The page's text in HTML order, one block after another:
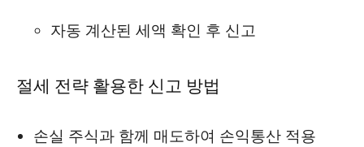
자동 계산된 세액 확인 후 신고
절세 전략 활용한 신고 방법
손실 주식과 함께 매도하여 손익통산 적용